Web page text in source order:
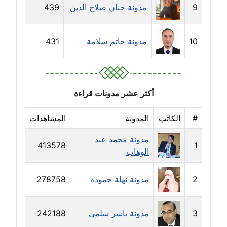
مدونة طلبة رضوان
متوفي
مدونة طه ابوزيد
مدونة طه عبد الوهاب
مدونة عاصم عرابي
مدونة عبد الحميد ابراهيم
عاملة
مدونة عبد الرحمن محمد
عاملة
9 مدونة حنان صلاح الدين 439
10 مدونة حاتم سلامة 431
أكثر عشر مدونات قراءة
# الكاتب المدونة المشاهدات
1
مدونة محمد عبد
الوهاب
413578
2 مدونة نهلة حمودة 278758
3 مدونة ياسر سلمي 242188